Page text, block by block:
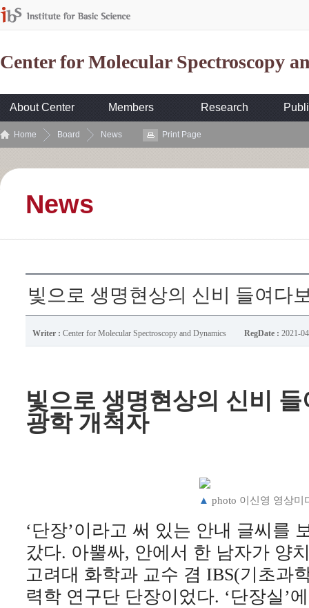
Center for Molecular Spectroscopy
About Center Members Research
Home Board News Print Page
News
빛으로 생명현상의 신비 들여다
Writer : Center for Molecular Spectroscopy and Dynamics RegDate : 2021-
빛으로 생명현상의 신비
광학 개척자
▲photo 이신영 영상미
‘단장’이라고 써 있는 안내 글씨를
갔다. 아뿔싸, 안에서 한 남자가 양
고려대 화학과 교수 겸 IBS(기초과
력학 연구단 단장이었다. ‘단장실’